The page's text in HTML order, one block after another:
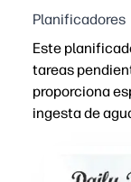
Planificadores
Este
tareas
proporciona
ingesta de